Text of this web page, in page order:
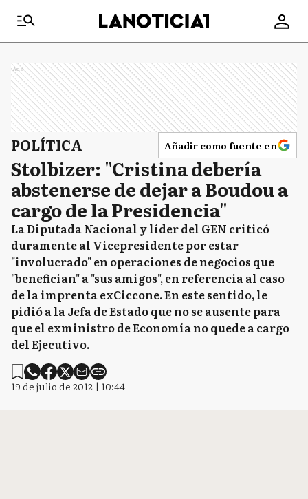
Ads
POLÍTICA Añadir como fuente en
Stolbizer: "Cristina debería
abstenerse de dejar a Boudou a
cargo de la Presidencia"
La Diputada Nacional y líder del GEN criticó
duramente al Vicepresidente por estar
"involucrado" en operaciones de negocios que
"benefician" a "sus amigos", en referencia al caso
de la imprenta exCiccone. En este sentido, le
pidió a la Jefa de Estado que no se ausente para
que el exministro de Economía no quede a cargo
del Ejecutivo.
19 de julio de 2012 | 10:44